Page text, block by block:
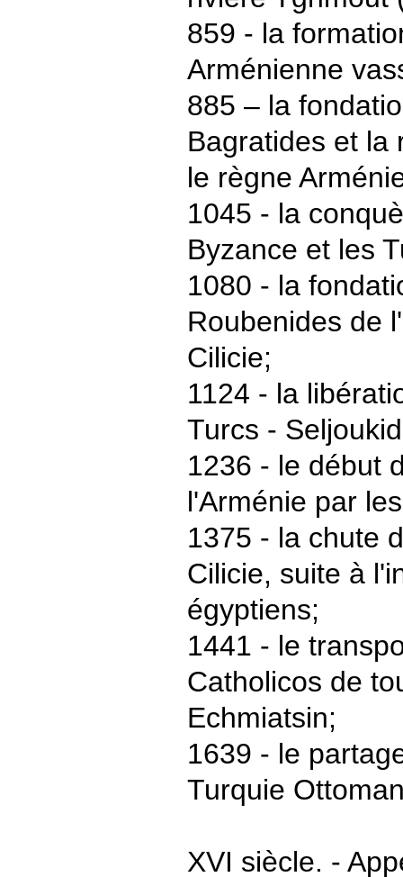
859 - la
Arménienne
885 – la
Bagratides et la
le règne
1045 - la
Byzance et les
1080 - la
Roubenides de
Cilicie;
1124 - la
Turcs -
1236 - le début
l'Arménie par
1375 - la chute
Cilicie, suite à
égyptiens;
1441 - le
Catholicos de
Echmiatsin;
1639 - le
Turquie
XVI siècle. -